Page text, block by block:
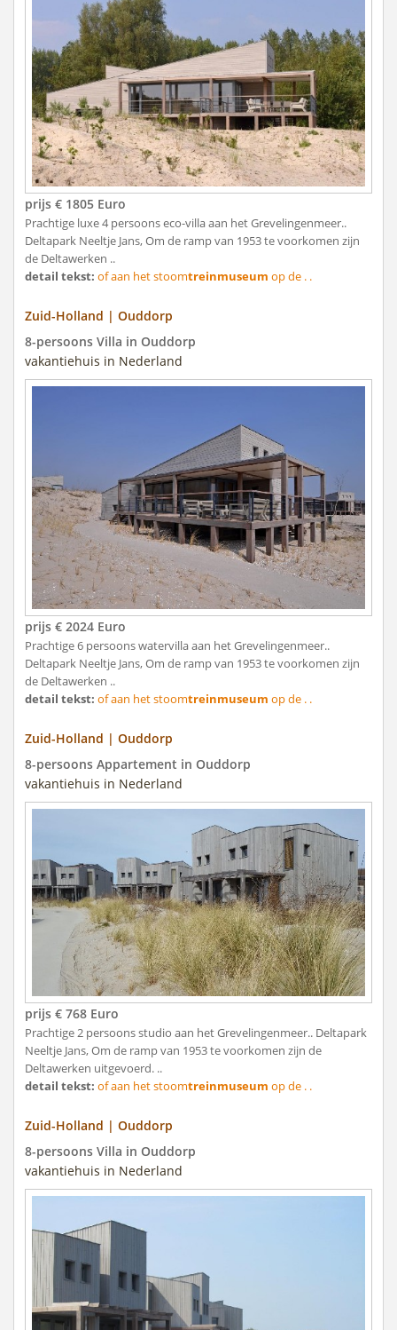
prijs € 1805 Euro
Prachtige luxe 4 persoons eco-villa aan het Grevelingenmeer..
Deltapark Neeltje Jans, Om de ramp van 1953 te voorkomen zijn
de Deltawerken ..
detail tekst: of aan het stoomtreinmuseum op de . .
Zuid-Holland | Ouddorp
8-persoons Villa in Ouddorp
vakantiehuis in Nederland
prijs € 2024 Euro
Prachtige 6 persoons watervilla aan het Grevelingenmeer..
Deltapark Neeltje Jans, Om de ramp van 1953 te voorkomen zijn
de Deltawerken ..
detail tekst: of aan het stoomtreinmuseum op de . .
Zuid-Holland | Ouddorp
8-persoons Appartement in Ouddorp
vakantiehuis in Nederland
prijs € 768 Euro
Prachtige 2 persoons studio aan het Grevelingenmeer.. Deltapark
Neeltje Jans, Om de ramp van 1953 te voorkomen zijn de
Deltawerken uitgevoerd. ..
detail tekst: of aan het stoomtreinmuseum op de . .
Zuid-Holland | Ouddorp
8-persoons Villa in Ouddorp
vakantiehuis in Nederland